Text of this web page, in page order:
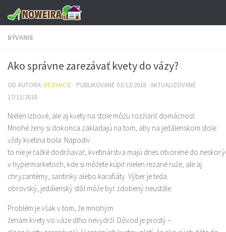
Preskočiť na obsah
BÝVANIE
Ako správne zarezávať kvety do vázy?
OD AUTORA: REDAKCIE · PUBLIKOVANÉ 03/12/2018 · AKTUALIZOVANÉ
17/11/2018
Nielen izbové, ale aj kvety na stole môžu rozžiariť domácnosť.
Mnohé ženy si dokonca zakladajú na tom, aby na jedálenskom stole
vždy kvetina bola. Napodiv
to nie je ťažké dodržiavať, kvetinárstva majú dnes otvorené do
v hypermarketoch, kde si môžete kúpiť nielen rezané ruže, ale aj
chryzantémy, santinky alebo karafiáty. Výber je teda
obrovský, jedálenský stôl môže byť zdobený neustále.
Problém je však v tom, že mnohým
ženám kvety vo váze dlho nevydrží. Dôvod je prostý –